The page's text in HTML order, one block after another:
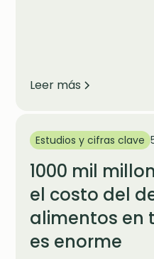
Leer más
Estudios y cifras clave
1000 mil
el costo del
alimentos en
es enorme